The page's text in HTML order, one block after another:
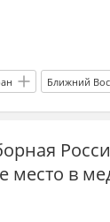
Ближний
перемирие
место в